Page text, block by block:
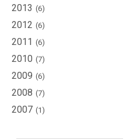
術
家
媒
體
導
2013 (6)
2012 (6)
2011 (6)
2010 (7)
2009 (6)
2008 (7)
2007 (1)